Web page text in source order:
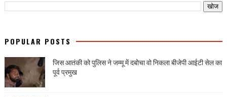
POPULAR POSTS
जिस आतंकी को पुलिस ने जम्मू में दबोचा वो निकला बीजेपी आईटी सेल का
पूर्व प्रमुख